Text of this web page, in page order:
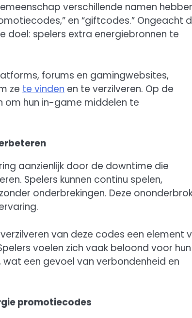
verschillende namen
en “giftcodes.” Ongeacht
doel: spelers extra energiebronnen te
forums en gamingwebsites,
ze te vinden en te verzilveren. Op de
om hun in-game middelen te
aanzienlijk door de downtime die
Spelers kunnen continu spelen,
onderbrekingen. Deze
van deze codes een element
voelen zich vaak beloond voor hun
een gevoel van verbondenheid en
promotiecodes